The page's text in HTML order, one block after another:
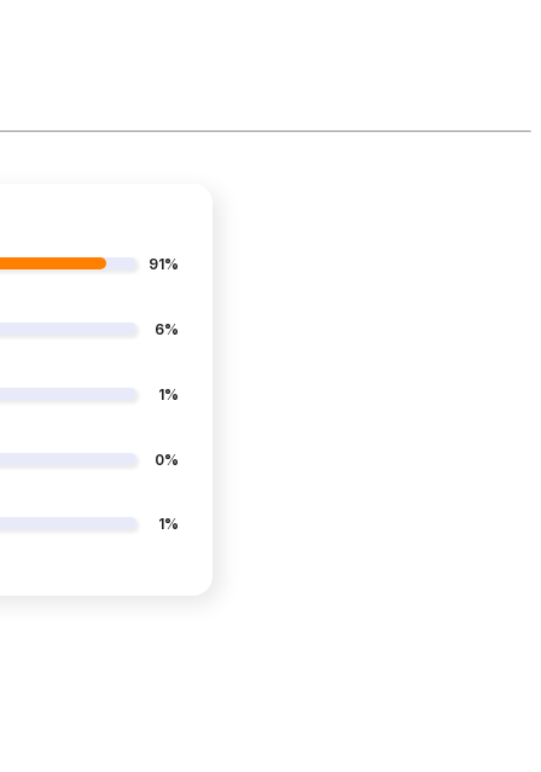
91%
6%
1%
0%
1%